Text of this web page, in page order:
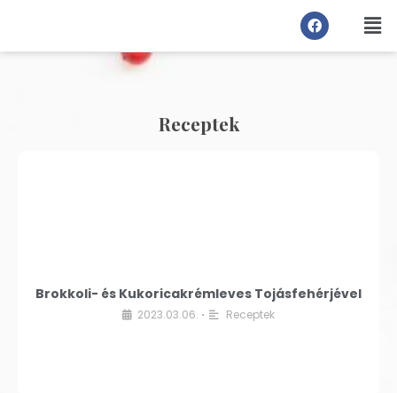
Receptek
Brokkoli- és Kukoricakrémleves Tojásfehérjével
2023.03.06. • Receptek